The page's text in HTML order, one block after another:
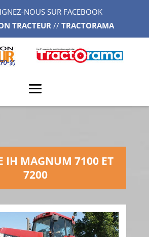
NOUS SUR FACEBOOK
TRACTEUR// TRACTORAMA
IH MAGNUM 7100 ET
7200